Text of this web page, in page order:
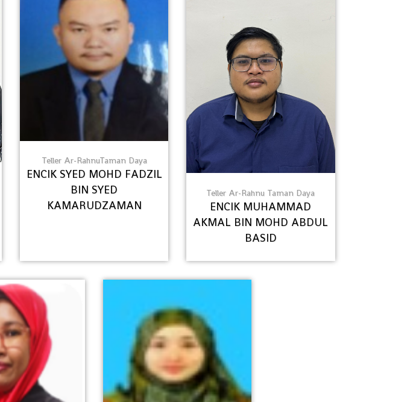
Teller Ar-RahnuTaman Daya
ENCIK SYED MOHD FADZIL
BIN SYED
KAMARUDZAMAN
Teller Ar-Rahnu Taman Daya
ENCIK MUHAMMAD
AKMAL BIN MOHD ABDUL
BASID